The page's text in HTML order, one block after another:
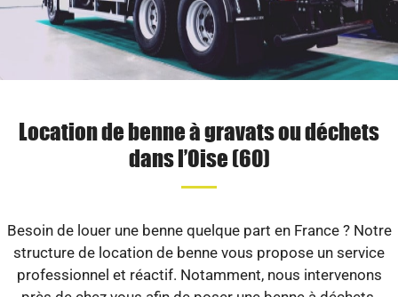
Location de benne à gravats ou déchets
dans l’Oise (60)
Besoin de louer une benne quelque part en France ? Notre
structure de location de benne vous propose un service
professionnel et réactif. Notamment, nous intervenons